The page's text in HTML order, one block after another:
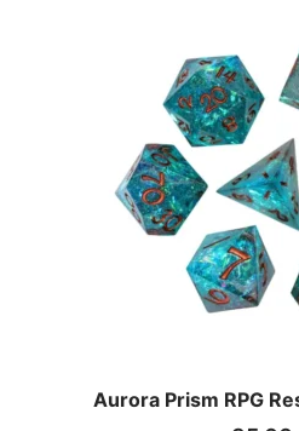
Aurora Prism RPG